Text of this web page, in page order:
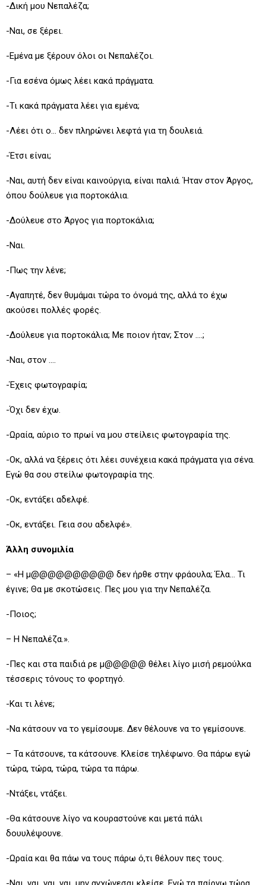
-Δική μου Νεπαλέζα;
-Ναι, σε ξέρει.
-Εμένα με ξέρουν όλοι οι Νεπαλέζοι.
-Για εσένα όμως λέει κακά πράγματα.
-Τι κακά πράγματα λέει για εμένα;
-Λέει ότι ο… δεν πληρώνει λεφτά για τη δουλειά.
-Έτσι είναι;
-Ναι, αυτή δεν είναι καινούργια, είναι παλιά. Ήταν στον Άργος,
όπου δούλευε για πορτοκάλια.
-Δούλευε στο Άργος για πορτοκάλια;
-Ναι.
-Πως την λένε;
-Αγαπητέ, δεν θυμάμαι τώρα το όνομά της, αλλά το έχω
ακούσει πολλές φορές.
-Δούλευε για πορτοκάλια; Με ποιον ήταν; Στον ….;
-Ναι, στον ….
-Έχεις φωτογραφία;
-Όχι δεν έχω.
-Ωραία, αύριο το πρωί να μου στείλεις φωτογραφία της.
-Οκ, αλλά να ξέρεις ότι λέει συνέχεια κακά πράγματα για σένα.
Εγώ θα σου στείλω φωτογραφία της.
-Οκ, εντάξει αδελφέ.
-Οκ, εντάξει. Γεια σου αδελφέ».
Άλλη συνομιλία
– «Η μ@@@@@@@@@@ δεν ήρθε στην φράουλα; Έλα… Τι
έγινε; Θα με σκοτώσεις. Πες μου για την Νεπαλέζα.
-Ποιος;
– Η Νεπαλέζα.».
-Πες και στα παιδιά ρε μ@@@@@ θέλει λίγο μισή ρεμούλκα
τέσσερις τόνους το φορτηγό.
-Και τι λένε;
-Να κάτσουν να το γεμίσουμε. Δεν θέλουνε να το γεμίσουνε.
– Τα κάτσουνε, τα κάτσουνε. Κλείσε τηλέφωνο. Θα πάρω εγώ
τώρα, τώρα, τώρα, τώρα τα πάρω.
-Ντάξει, ντάξει.
-Θα κάτσουνε λίγο να κουραστούνε και μετά πάλι
δουυλέψουνε.
-Ωραία και θα πάω να τους πάρω ό,τι θέλουν πες τους.